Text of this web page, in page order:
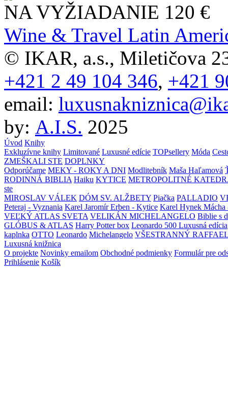
NA VYŽIADANIE 120 €
Wine & Travel Latin
© IKAR, a.s., Miletičova
+421 2 49 104 346, +421
email:
by: A.I.S. 2025
Úvod Knihy
Exkluzívne knihy Limitované Luxusné edície TOPsellery Móda
ZMEŠKALI STE DOPLNKY
Odporúčame MEKY - ROKY A DNI Modlitebník Maša Haľamová
RODINNÁ BIBLIA Haiku KYTICE METROPOLITNÉ
ste
MIROSLAV VÁLEK DÓM SV. ALŽBETY Piačka PALLADIO
Peteraj - Vyznania Karel Jaromír Erben - Kytice Karel Hynek Mácha
VEĽKÝ ATLAS SVETA VELIKÁN MICHELANGELO Biblie s
GLÓBUS & ATLAS Harry Potter box Leonardo 500 Luxusná edícia
kaplnka OTTO Leonardo Michelangelo VŠESTRANNÝ
Luxusná knižnica
O projekte Novinky emailom Obchodné podmienky Formulár pre
Prihlásenie Košík